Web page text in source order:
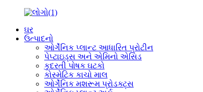
ઘર
ઉત્પાદનો
ઓર્ગેનિક પ્લાન્ટ આધારિત પ્રોટીન
પેપ્ટાઇડ્સ અને એમિનો એસિડ
કુદરતી પોષક ઘટકો
કોસ્મેટિક કાચો માલ
ઓર્ગેનિક મશરૂમ પ્રોડક્ટ્સ